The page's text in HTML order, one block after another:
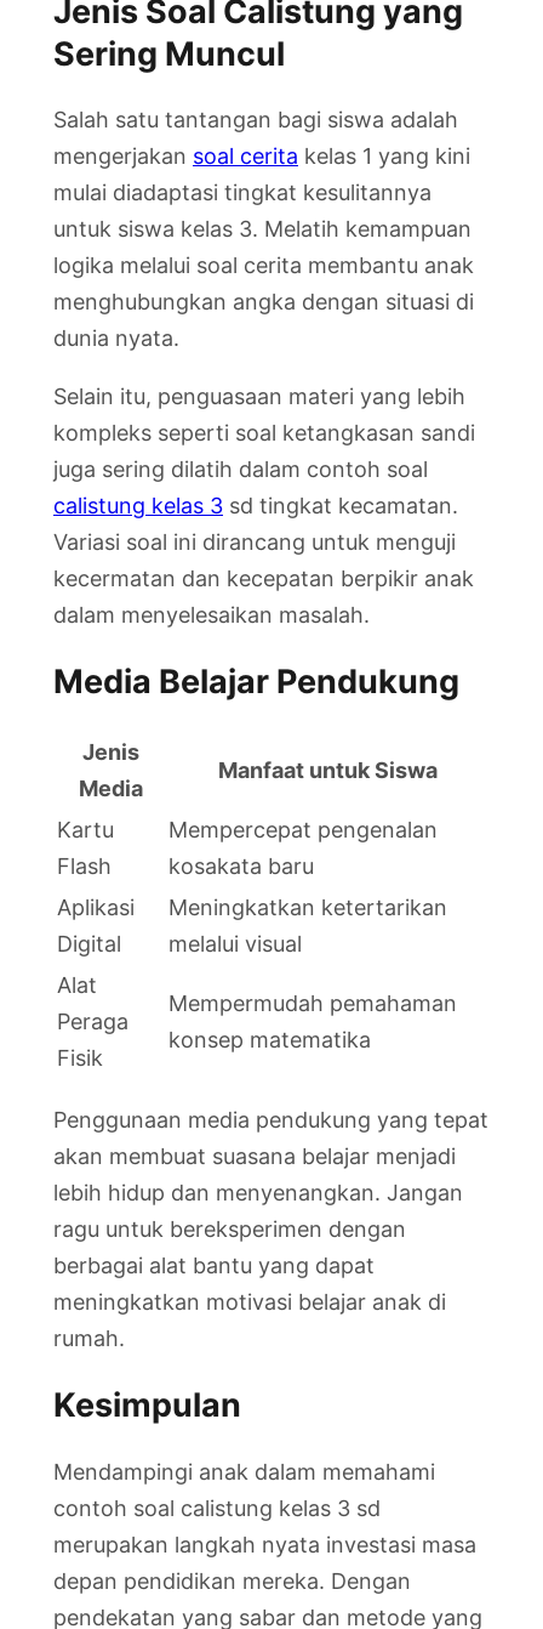
Jenis Soal Calistung yang
Sering Muncul
Salah satu tantangan bagi siswa adalah
mengerjakan soal cerita kelas 1 yang kini
mulai diadaptasi tingkat kesulitannya
untuk siswa kelas 3. Melatih kemampuan
logika melalui soal cerita membantu anak
menghubungkan angka dengan situasi di
dunia nyata.
Selain itu, penguasaan materi yang lebih
kompleks seperti soal ketangkasan sandi
juga sering dilatih dalam contoh soal
calistung kelas 3 sd tingkat kecamatan.
Variasi soal ini dirancang untuk menguji
kecermatan dan kecepatan berpikir anak
dalam menyelesaikan masalah.
Media Belajar Pendukung
Jenis
Media
Manfaat untuk Siswa
Kartu
Flash
Mempercepat pengenalan
kosakata baru
Aplikasi
Digital
Meningkatkan ketertarikan
melalui visual
Alat
Peraga
Fisik
Mempermudah pemahaman
konsep matematika
Penggunaan media pendukung yang tepat
akan membuat suasana belajar menjadi
lebih hidup dan menyenangkan. Jangan
ragu untuk bereksperimen dengan
berbagai alat bantu yang dapat
meningkatkan motivasi belajar anak di
rumah.
Kesimpulan
Mendampingi anak dalam memahami
contoh soal calistung kelas 3 sd
merupakan langkah nyata investasi masa
depan pendidikan mereka. Dengan
pendekatan yang sabar dan metode yang